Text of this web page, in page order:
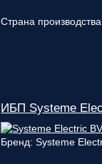
Страна
ИБП Systeme
Бренд: Systeme